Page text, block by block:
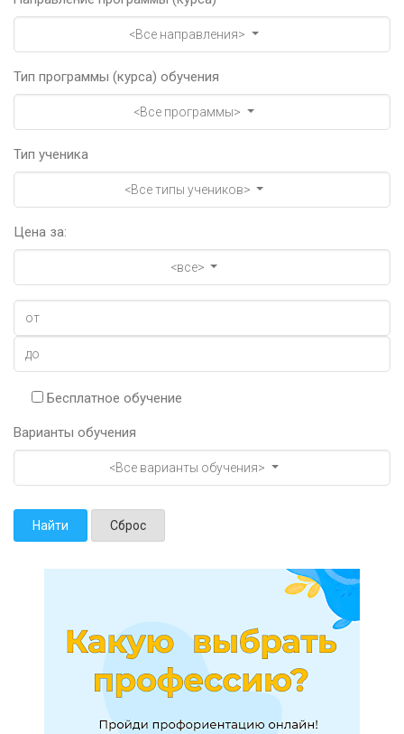
<Все направления>
Тип программы (курса) обучения
<Все программы>
Тип ученика
<Все типы учеников>
Цена за:
<все>
Бесплатное обучение
Варианты обучения
<Все варианты обучения>
Найти Сброс